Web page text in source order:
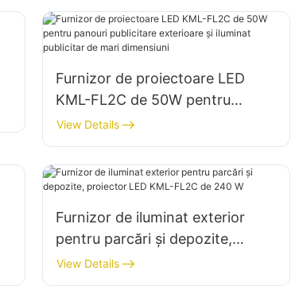
Furnizor de proiectoare LED
KML-FL2C de 50W pentru
panouri publicitare exterioare și
iluminat publicitar de mari
dimensiuni
View Details
Furnizor de iluminat exterior
pentru parcări și depozite,
proiector LED KML-FL2C de 240
W
View Details